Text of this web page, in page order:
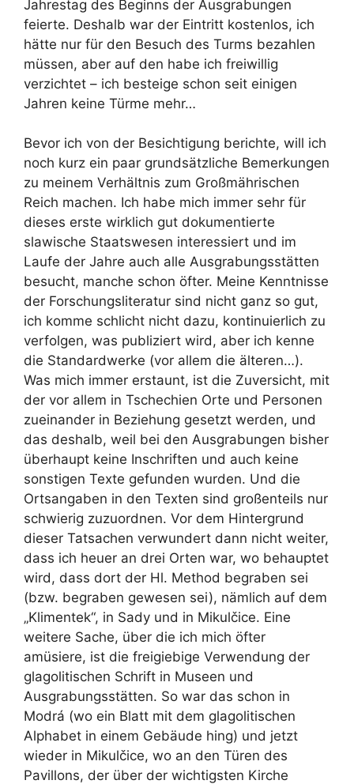
Jahrestag des Beginns der Ausgrabungen
feierte. Deshalb war der Eintritt kostenlos, ich
hätte nur für den Besuch des Turms bezahlen
müssen, aber auf den habe ich freiwillig
verzichtet – ich besteige schon seit einigen
Jahren keine Türme mehr…
Bevor ich von der Besichtigung berichte, will ich
noch kurz ein paar grundsätzliche Bemerkungen
zu meinem Verhältnis zum Großmährischen
Reich machen. Ich habe mich immer sehr für
dieses erste wirklich gut dokumentierte
slawische Staatswesen interessiert und im
Laufe der Jahre auch alle Ausgrabungsstätten
besucht, manche schon öfter. Meine Kenntnisse
der Forschungsliteratur sind nicht ganz so gut,
ich komme schlicht nicht dazu, kontinuierlich zu
verfolgen, was publiziert wird, aber ich kenne
die Standardwerke (vor allem die älteren…).
Was mich immer erstaunt, ist die Zuversicht, mit
der vor allem in Tschechien Orte und Personen
zueinander in Beziehung gesetzt werden, und
das deshalb, weil bei den Ausgrabungen bisher
überhaupt keine Inschriften und auch keine
sonstigen Texte gefunden wurden. Und die
Ortsangaben in den Texten sind großenteils nur
schwierig zuzuordnen. Vor dem Hintergrund
dieser Tatsachen verwundert dann nicht weiter,
dass ich heuer an drei Orten war, wo behauptet
wird, dass dort der Hl. Method begraben sei
(bzw. begraben gewesen sei), nämlich auf dem
„Klimentek“, in Sady und in Mikulčice. Eine
weitere Sache, über die ich mich öfter
amüsiere, ist die freigiebige Verwendung der
glagolitischen Schrift in Museen und
Ausgrabungsstätten. So war das schon in
Modrá (wo ein Blatt mit dem glagolitischen
Alphabet in einem Gebäude hing) und jetzt
wieder in Mikulčice, wo an den Türen des
Pavillons, der über der wichtigsten Kirche